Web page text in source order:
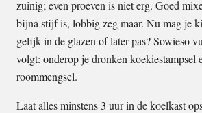
zuinig; even proeven is niet erg. Goed
bijna stijf is, lobbig zeg maar. Nu mag je
gelijk in de glazen of later pas? Sowieso
volgt: onderop je dronken koekiestampsel
roommengsel.
Laat alles minstens 3 uur in de koelkast